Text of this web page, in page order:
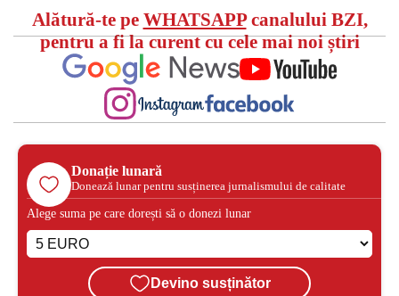
Alătură-te pe WHATSAPPcanalului BZI,
pentru a fi la curent cu cele mai noi știri
Donație lunară
Donează lunar pentru susținerea jurnalismului de calitate
Alege suma pe care dorești să o donezi lunar
Devino susținător